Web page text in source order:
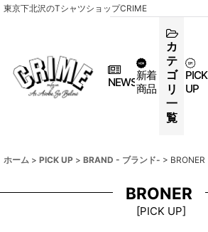
東京下北沢のTシャツショップCRIME
NEWS新着
商品
カ
テ
ゴ
リ
一
覧
PICK
UP
ホーム > PICK UP > BRAND - ブランド- > BRONER
BRONER
[PICK UP]